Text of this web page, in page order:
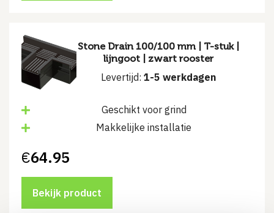
Stone Drain 100/100 mm | T-stuk |
lijngoot | zwart rooster
Levertijd: 1-5 werkdagen
Geschikt voor grind
Makkelijke installatie
€64.95
Bekijk product